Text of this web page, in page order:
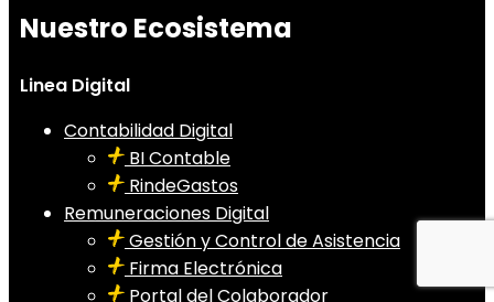
Nuestro Ecosistema
Linea Digital
Contabilidad Digital
BI Contable
RindeGastos
Remuneraciones Digital
Gestión y Control de Asistencia
Firma Electrónica
Portal del Colaborador